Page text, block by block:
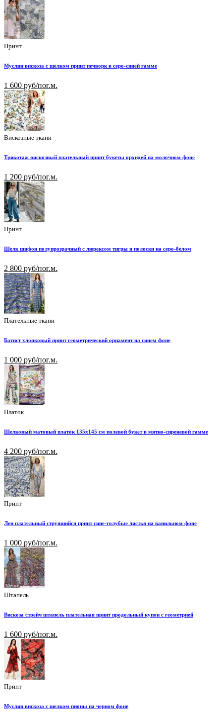
Принт
Муслин вискоза с шелком принт печворк в серо-синей гамме
1 600 руб/пог.м.
Вискозные ткани
Трикотаж вискозный плательный принт букеты орхидей на молочном фоне
1 200 руб/пог.м.
Принт
Шелк шифон полупрозрачный с люрексом тигры и полоски на серо-белом
2 800 руб/пог.м.
Плательные ткани
Батист хлопковый принт геометрический орнамент на синем фоне
1 000 руб/пог.м.
Платок
Шелковый матовый платок 135х145 см полевой букет в мятно-сиреневой гамме
4 200 руб/пог.м.
Принт
Лен плательный струящийся принт сине-голубые листья на ванильном фоне
1 000 руб/пог.м.
Штапель
Вискоза стрейч штапель плательная принт продольный купон с геометрией
1 600 руб/пог.м.
Принт
Муслин вискоза с шелком пионы на черном фоне